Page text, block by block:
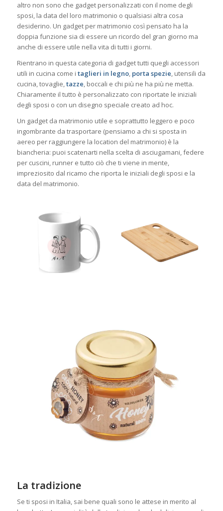
altro non sono che gadget personalizzati con il nome degli
sposi, la data del loro matrimonio o qualsiasi altra cosa
desiderino. Un gadget per matrimonio così pensato ha la
doppia funzione sia di essere un ricordo del gran giorno ma
anche di essere utile nella vita di tutti i giorni.
Rientrano in questa categoria di gadget tutti quegli accessori
utili in cucina come i taglieri in legno, porta spezie, utensili da
cucina, tovaglie,tazze, boccali e chi più ne ha più ne metta.
Chiaramente il tutto è personalizzato con riportate le iniziali
degli sposi o con un disegno speciale creato ad hoc.
Un gadget da matrimonio utile e soprattutto leggero e poco
ingombrante da trasportare (pensiamo a chi si sposta in
aereo per raggiungere la location del matrimonio) è la
biancheria: puoi scatenarti nella scelta di asciugamani, federe
per cuscini, runner e tutto ciò che ti viene in mente,
impreziosito dal ricamo che riporta le iniziali degli sposi e la
data del matrimonio.
La tradizione
Se ti sposi in Italia, sai bene quali sono le attese in merito al